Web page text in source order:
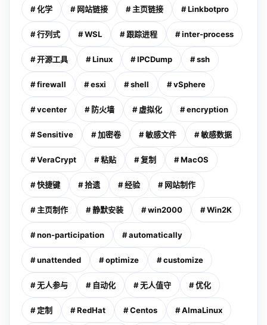
# 化学 # 网站链接 # 主页链接 # Linkbotpro
# 行列式 # WSL # 跟踪进程 # inter-process
# 开源工具 # Linux # IPCDump # ssh
# firewall # esxi # shell # vSphere
# vcenter # 防火墙 # 虚拟化 # encryption
# Sensitive # 加密卷 # 敏感文件 # 敏感数据
# VeraCrypt # 粘贴 # 复制 # MacOS
# 快捷键 # 拾遗 # 经验 # 网站制作
# 主页制作 # 静默安装 # win2000 # Win2K
# non-participation # automatically
# unattended # optimize # customize
# 无人参与 # 自动化 # 无人值守 # 优化
# 定制 # RedHat # Centos # AlmaLinux